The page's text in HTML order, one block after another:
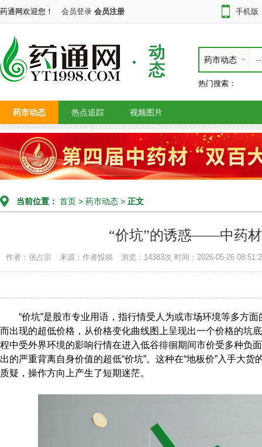
药通网欢迎您！ 会员登录 会员注册 手机版
动
态
药市动态
热门搜索：
药市动态 热点追踪 视频图片
当前位置： 首页 > 药市动态 > 正文
“价坑”的诱惑——中药
作者：​张占宗 来源：作者投稿 浏览：14383次 时间：2026-05-26
“价坑”是股市专业用语，指行情受人为或市场环境等多方
而出现的超低价格，从价格变化曲线图上呈现出一个价格的坑
程中受外界环境的影响行情在进入低谷徘徊期间市价受多种负
出的严重背离自身价值的超低“价坑”。这种在“地板价”入手大货
质疑，操作方向上产生了短期迷茫。